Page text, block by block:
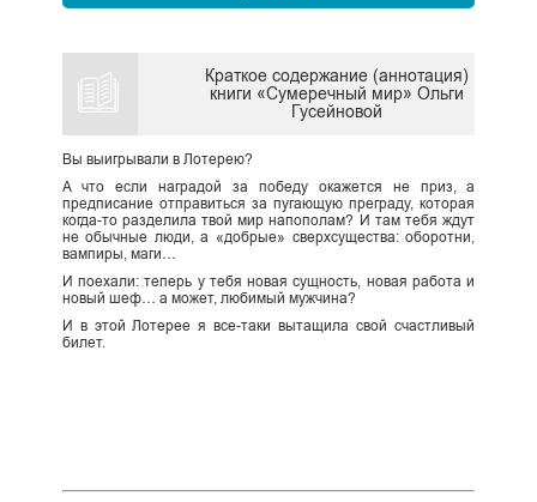
Краткое содержание (аннотация)
книги «Сумеречный мир» Ольги
Гусейновой
Вы выигрывали в Лотерею?
А что если наградой за победу окажется не приз, а
предписание отправиться за пугающую преграду, которая
когда-то разделила твой мир напополам? И там тебя ждут
не обычные люди, а «добрые» сверхсущества: оборотни,
вампиры, маги…
И поехали: теперь у тебя новая сущность, новая работа и
новый шеф… а может, любимый мужчина?
И в этой Лотерее я все-таки вытащила свой счастливый
билет.